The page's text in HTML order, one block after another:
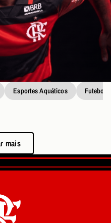
Esportes Aquáticos Futebol
mais